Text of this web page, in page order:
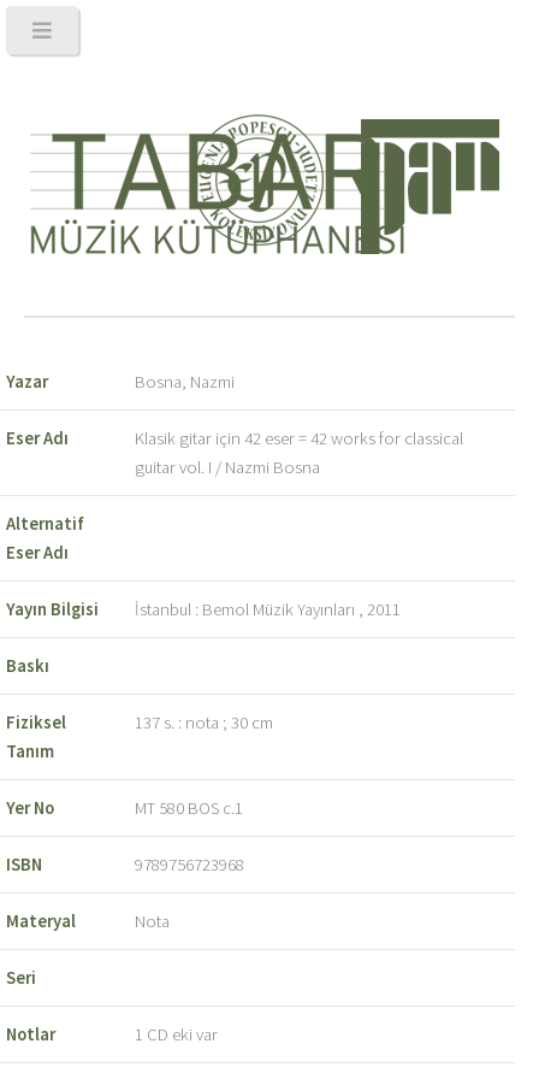
Yazar Bosna, Nazmi
Eser Adı
Klasik gitar için 42 eser = 42 works for classical
guitar vol. I / Nazmi Bosna
Alternatif
Eser Adı
Yayın Bilgisi İstanbul : Bemol Müzik Yayınları , 2011
Baskı
Fiziksel
Tanım
137 s. : nota ; 30 cm
Yer No MT 580 BOS c.1
ISBN 9789756723968
Materyal Nota
Seri
Notlar 1 CD eki var